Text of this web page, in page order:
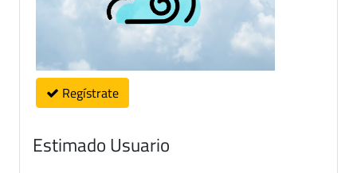
Regístrate
Estimado Usuario